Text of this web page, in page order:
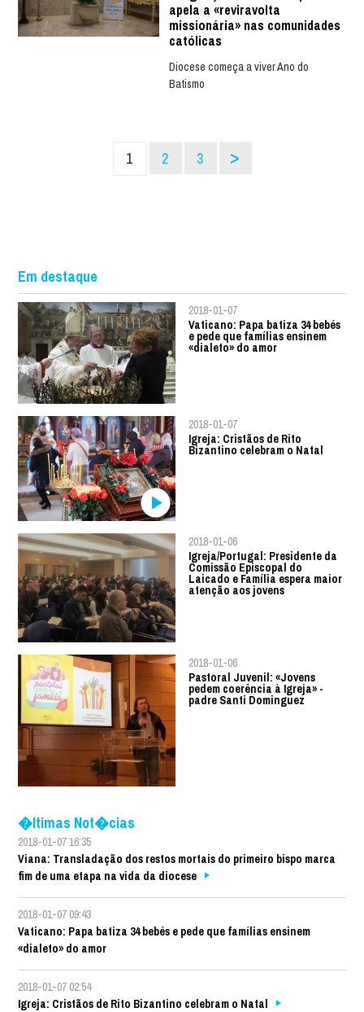
apela a «reviravolta
missionária» nas comunidades
católicas
Diocese começa a viver Ano do
Batismo
1 2 3 >
Em destaque
2018-01-07
Vaticano: Papa batiza 34 bebés
e pede que famílias ensinem
«dialeto» do amor
2018-01-07
Igreja: Cristãos de Rito
Bizantino celebram o Natal
2018-01-06
Igreja/Portugal: Presidente da
Comissão Episcopal do
Laicado e Família espera maior
atenção aos jovens
2018-01-06
Pastoral Juvenil: «Jovens
pedem coerência à Igreja» -
padre Santi Dominguez
�ltimas Not�cias
2018-01-07 16:35
Viana: Transladação dos restos mortais do primeiro bispo marca
fim de uma etapa na vida da diocese
2018-01-07 09:43
Vaticano: Papa batiza 34 bebés e pede que famílias ensinem
«dialeto» do amor
2018-01-07 02:54
Igreja: Cristãos de Rito Bizantino celebram o Natal